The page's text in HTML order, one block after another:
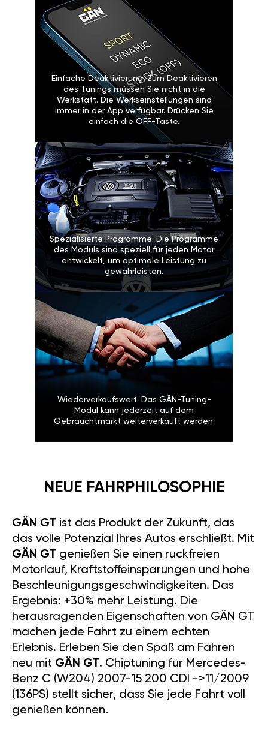
Einfache Deaktivierung: Zum Deaktivieren
des Tunings müssen Sie nicht in die
Werkstatt. Die Werkseinstellungen sind
immer in der App verfügbar. Drücken Sie
einfach die OFF-Taste.
Spezialisierte Programme: Die Programme
des Moduls sind speziell für jeden Motor
entwickelt, um optimale Leistung zu
gewährleisten.
Wiederverkaufswert: Das GÄN-Tuning-
Modul kann jederzeit auf dem
Gebrauchtmarkt weiterverkauft werden.
NEUE FAHRPHILOSOPHIE
GÄN GT ist das Produkt der Zukunft, das
das volle Potenzial Ihres Autos erschließt. Mit
GÄN GT genießen Sie einen ruckfreien
Motorlauf, Kraftstoffeinsparungen und hohe
Beschleunigungsgeschwindigkeiten. Das
Ergebnis: +30% mehr Leistung. Die
herausragenden Eigenschaften von GÄN GT
machen jede Fahrt zu einem echten
Erlebnis. Erleben Sie den Spaß am Fahren
neu mit GÄN GT. Chiptuning für Mercedes-
Benz C (W204) 2007-15 200 CDI ->11/2009
(136PS) stellt sicher, dass Sie jede Fahrt voll
genießen können.